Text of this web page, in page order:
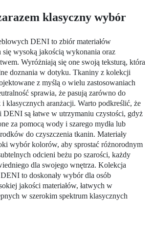
klasyczny wybór
DENI to zbiór materiałów
się wysoką jakością wykonania oraz
Wyróżniają się one swoją teksturą, która
doznania w dotyku. Tkaniny z kolekcji
z myślą o wielu zastosowaniach
sprawia, że pasują zarówno do
klasycznych aranżacji. Warto podkreślić, że
DENI są łatwe w utrzymaniu czystości, gdyż
za pomocą wody i szarego mydła lub
do czyszczenia tkanin. Materiały
wybór kolorów, aby sprostać różnorodnym
odcieni beżu po szarości, każdy
dla swojego wnętrza. Kolekcja
to doskonały wybór dla osób
jakości materiałów, łatwych w
w szerokim spektrum klasycznych